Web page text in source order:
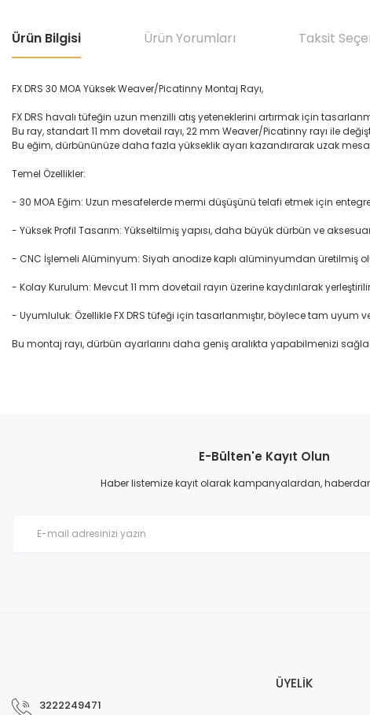
Ürün Bilgisi Ürün Yorumları Taksit
FX DRS 30 MOA Yüksek Weaver/Picatinny Montaj Rayı,
FX DRS havalı tüfeğin uzun menzilli atış yeteneklerini artırmak için
Bu ray, standart 11 mm dovetail rayı, 22 mm Weaver/Picatinny rayı ile
Bu eğim, dürbününüze daha fazla yükseklik ayarı kazandırarak uzak
Temel Özellikler:
- 30 MOA Eğim: Uzun mesafelerde mermi düşüşünü telafi etmek için
- Yüksek Profil Tasarım: Yükseltilmiş yapısı, daha büyük dürbün ve
- CNC İşlemeli Alüminyum: Siyah anodize kaplı alüminyumdan üretilmiş
- Kolay Kurulum: Mevcut 11 mm dovetail rayın üzerine kaydırılarak
- Uyumluluk: Özellikle FX DRS tüfeği için tasarlanmıştır, böylece tam uyum
Bu montaj rayı, dürbün ayarlarını daha geniş aralıkta yapabilmenizi
Ürün resmi kalitesiz, bozuk veya görüntülenemiyor.
Ürün açıklamasında eksik bilgiler bulunuyor.
E-Bülten'e Kayıt Olun
Haber listemize kayıt olarak kampanyalardan,
3222249471
ÜYELİK